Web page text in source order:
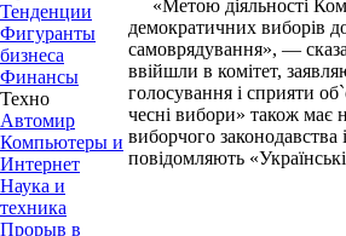
Тенденции
Фигуранты
бизнеса
Финансы
Техно
Автомир
Компьютеры и
Интернет
Наука и
техника
Прорыв в
«Метою діяльності
демократичних виборів
самоврядування», —
ввійшли в комітет,
голосування і сприяти
чесні вибори» також має
виборчого законодавства
повідомляють